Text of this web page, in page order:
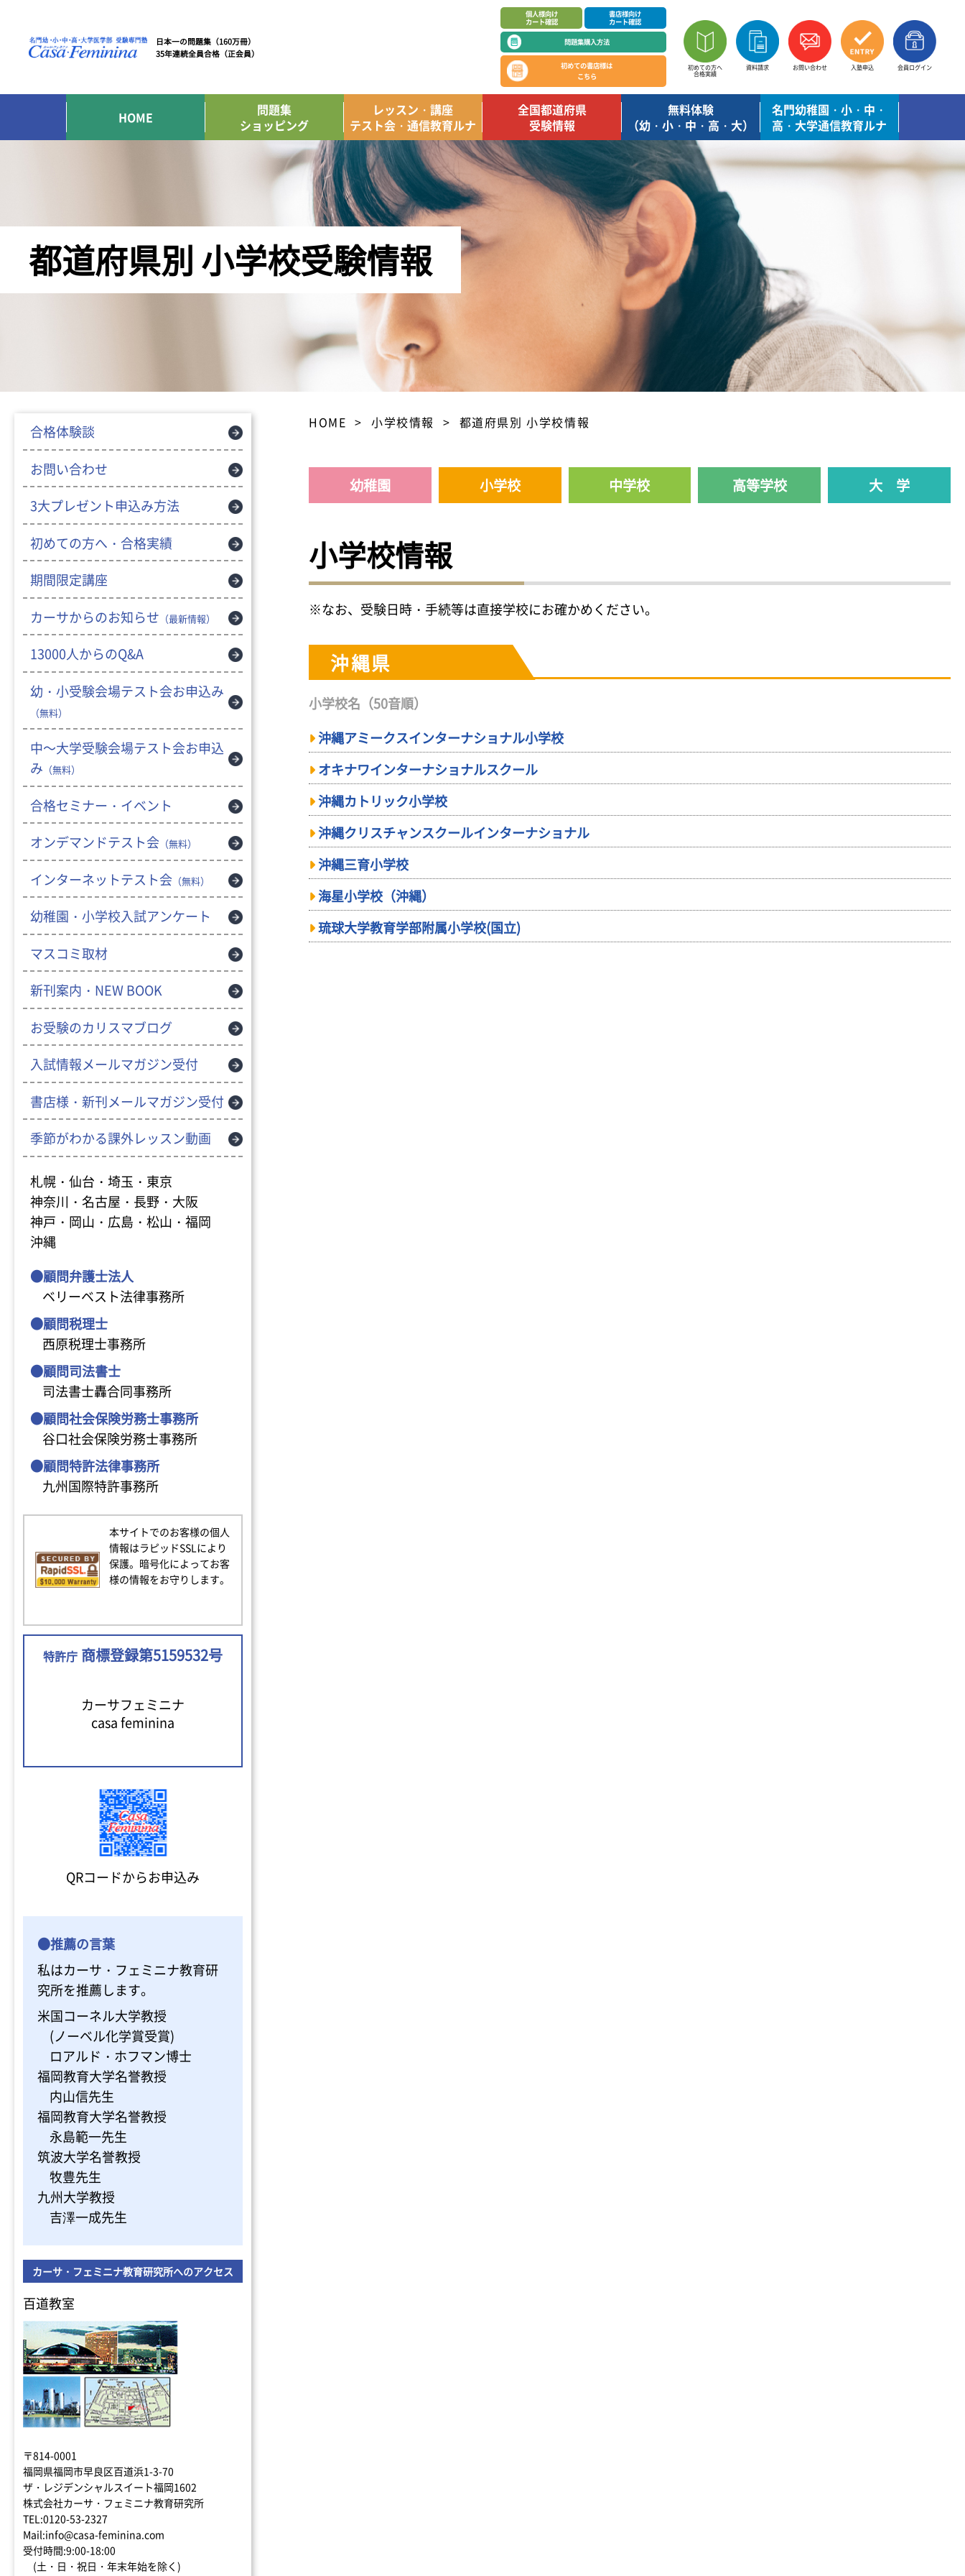
日本一の問題集（160万冊）
35年連続全員合格（正会員）
個人様向け
カート確認
書店様向け
カート確認
問題集購入方法
初めての書店様は
こちら
初めての方へ
合格実績
資料請求 お問い合わせ 入塾申込 会員ログイン
HOME
問題集
ショッピング
レッスン・講座
テスト会・通信教育ルナ
全国都道府県
受験情報
無料体験
（幼・小・中・高・大）
名門幼稚園・小・中・
高・大学通信教育ルナ
都道府県別 小学校受験情報
HOME 小学校情報 都道府県別 小学校情報
幼稚園 小学校 中学校 高等学校 大 学
小学校情報
※なお、受験日時・手続等は直接学校にお確かめください。
沖縄県
小学校名（50音順）
沖縄アミークスインターナショナル小学校
オキナワインターナショナルスクール
沖縄カトリック小学校
沖縄クリスチャンスクールインターナショナル
沖縄三育小学校
海星小学校（沖縄）
琉球大学教育学部附属小学校(国立)
合格体験談
お問い合わせ
3大プレゼント申込み方法
初めての方へ・合格実績
期間限定講座
カーサからのお知らせ （最新情報）
13000人からのQ&A
幼・小受験会場テスト会お申込み
（無料）
中～大学受験会場テスト会お申込
み （無料）
合格セミナー・イベント
オンデマンドテスト会 （無料）
インターネットテスト会 （無料）
幼稚園・小学校入試アンケート
マスコミ取材
新刊案内・NEW BOOK
お受験のカリスマブログ
入試情報メールマガジン受付
書店様・新刊メールマガジン受付
季節がわかる課外レッスン動画
札幌・仙台・埼玉・東京
神奈川・名古屋・長野・大阪
神戸・岡山・広島・松山・福岡
沖縄
●顧問弁護士法人
ベリーベスト法律事務所
●顧問税理士
西原税理士事務所
●顧問司法書士
司法書士轟合同事務所
●顧問社会保険労務士事務所
谷口社会保険労務士事務所
●顧問特許法律事務所
九州国際特許事務所
本サイトでのお客様の個人
情報はラピッドSSLにより
保護。暗号化によってお客
様の情報をお守りします。
特許庁 商標登録第5159532号
カーサフェミニナ
casa feminina
QRコードからお申込み
●推薦の言葉
私はカーサ・フェミニナ教育研
究所を推薦します。
米国コーネル大学教授
(ノーベル化学賞受賞)
ロアルド・ホフマン博士
福岡教育大学名誉教授
内山信先生
福岡教育大学名誉教授
永島範一先生
筑波大学名誉教授
牧豊先生
九州大学教授
吉澤一成先生
カーサ・フェミニナ教育研究所へのアクセス
百道教室
〒814-0001
福岡県福岡市早良区百道浜1-3-70
ザ・レジデンシャルスイート福岡1602
株式会社カーサ・フェミニナ教育研究所
TEL:0120-53-2327
Mail:info@casa-feminina.com
受付時間:9:00-18:00
(土・日・祝日・年末年始を除く)